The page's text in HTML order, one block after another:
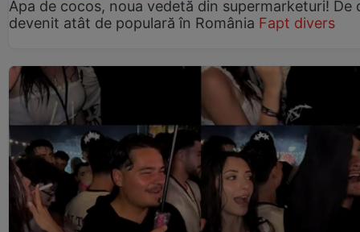
Apa de cocos, noua vedetă din supermarketuri! De
devenit atât de populară în România Fapt divers